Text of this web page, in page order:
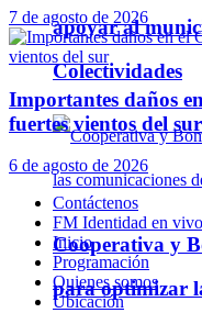
apoyar al
Colectividades
Cooperativa y
para optimizar
7 de agosto de 2026
Importantes daños
fuertes vientos del sur
6 de agosto de 2026
Contáctenos
FM Identidad en vivo
Inicio
Programación
Quienes somos
Ubicación